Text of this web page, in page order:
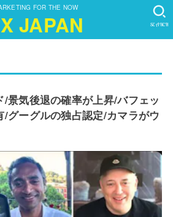
FOR THE NOW
JAPAN SEARCH
/景気後退の確率が上昇/バフェッ
/グーグルの独占認定/カマラがウ